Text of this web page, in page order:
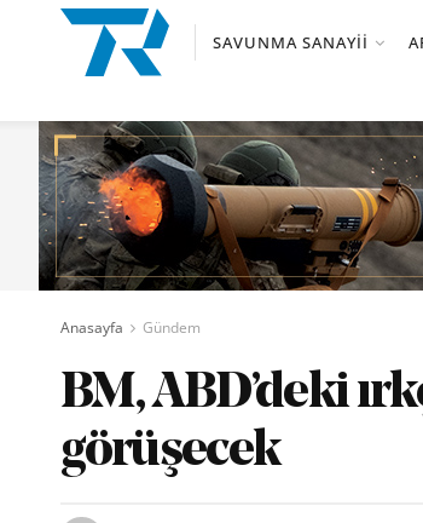
SAVUNMA SANAYII
Anasayfa Gündem
BM, ABD’deki
görüşecek